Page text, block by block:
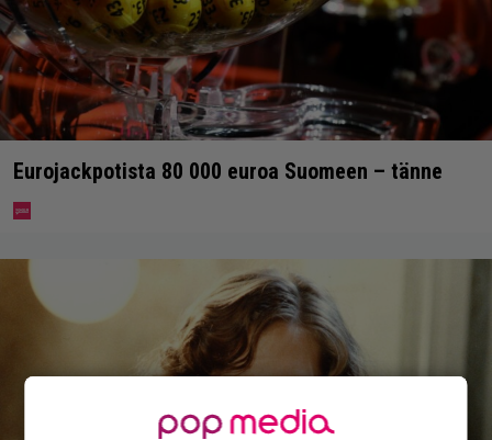
Eurojackpotista 80 000 euroa Suomeen – tänne